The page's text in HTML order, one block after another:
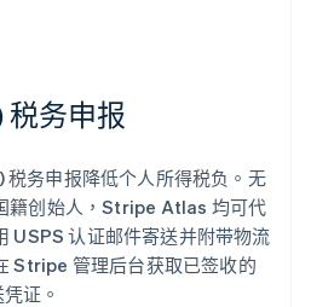
税务申报
务申报降低个人所得税负。无
籍创始人，Stripe Atlas 均可代
认证邮件寄送并附带物流
Stripe 管理后台获取已签收的
证。